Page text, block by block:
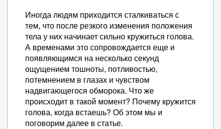
Иногда людям приходится сталкиваться с
тем, что после резкого изменения положения
тела у них начинает сильно кружиться голова.
А временами это сопровождается еще и
появляющимся на несколько секунд
ощущением тошноты, потливостью,
потемнением в глазах и чувством
надвигающегося обморока. Что же
происходит в такой момент? Почему кружится
голова, когда встаешь? Об этом мы и
поговорим далее в статье.